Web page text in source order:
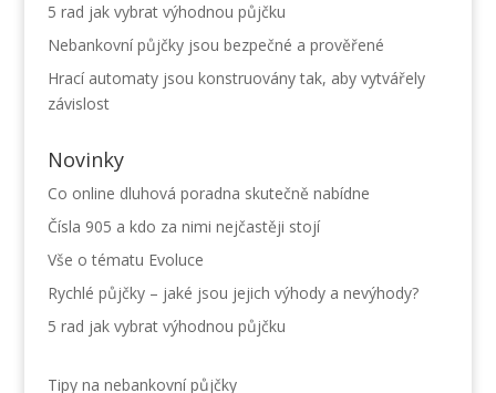
5 rad jak vybrat výhodnou půjčku
Nebankovní půjčky jsou bezpečné a prověřené
Hrací automaty jsou konstruovány tak, aby vytvářely
závislost
Novinky
Co online dluhová poradna skutečně nabídne
Čísla 905 a kdo za nimi nejčastěji stojí
Vše o tématu Evoluce
Rychlé půjčky – jaké jsou jejich výhody a nevýhody?
5 rad jak vybrat výhodnou půjčku
Tipy na nebankovní půjčky